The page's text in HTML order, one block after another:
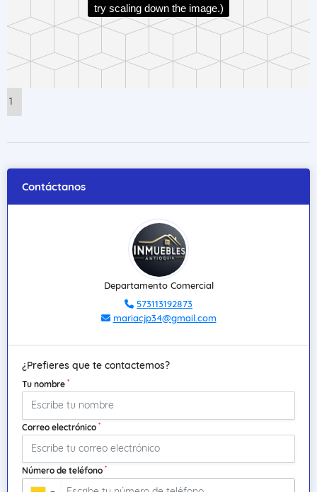
try scaling down the image.)
1
Contáctanos
Departamento Comercial
573113192873
mariacjp34@gmail.com
¿Prefieres que te contactemos?
Tu nombre *
Correo electrónico *
Número de teléfono *